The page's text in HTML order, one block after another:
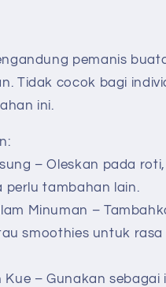
pemanis
Tidak cocok bagi
ini.
– Oleskan pada
perlu tambahan lain.
Minuman –
smoothies untuk rasa
– Gunakan sebagai